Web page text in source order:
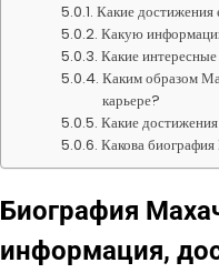
Какие достижения
Какую
Какие
Каким образом
карьере?
Какие
Какова
Биография
информация,